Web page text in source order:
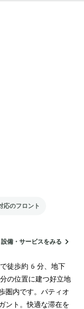
のフロント
設備・サービスをみる
徒歩約6分、地下
の位置に建つ好立地
圏内です。パティオ
ント。快適な滞在を